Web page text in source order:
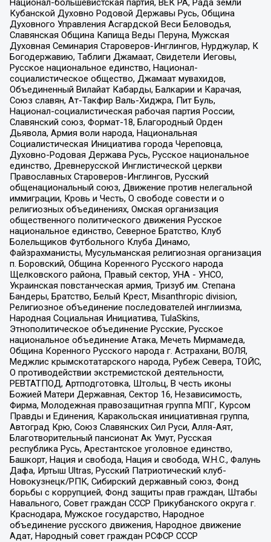
Национал-большевистская партия, ВЕК РА, Рада земли
Кубанской Духовно Родовой Державы Русь, Община
Духовного Управления Асгардской Веси Беловодья,
Славянская Община Капища Веды Перуна, Мужская
Духовная Семинария Староверов-Инглингов, Нурджулар, К
Богодержавию, Таблиги Джамаат, Свидетели Иеговы,
Русское национальное единство, Национал-
социалистическое общество, Джамаат мувахидов,
Объединенный Вилайат Кабарды, Балкарии и Карачая,
Союз славян, Ат-Такфир Валь-Хиджра, Пит Буль,
Национал-социалистическая рабочая партия России,
Славянский союз, Формат-18, Благородный Орден
Дьявола, Армия воли народа, Национальная
Социалистическая Инициатива города Череповца,
Духовно-Родовая Держава Русь, Русское национальное
единство, Древнерусской Инглистической церкви
Православных Староверов-Инглингов, Русский
общенациональный союз, Движение против нелегальной
иммиграции, Кровь и Честь, О свободе совести и о
религиозных объединениях, Омская организация
общественного политического движения Русское
национальное единство, Северное Братство, Клуб
Болельщиков Футбольного Клуба Динамо,
Файзрахманисты, Мусульманская религиозная организация
п. Боровский, Община Коренного Русского народа
Щелковского района, Правый сектор, УНА - УНСО,
Украинская повстанческая армия, Тризуб им. Степана
Бандеры, Братство, Белый Крест, Misanthropic division,
Религиозное объединение последователей инглиизма,
Народная Социальная Инициатива, TulaSkins,
Этнополитическое объединение Русские, Русское
национальное объединение Атака, Мечеть Мирмамеда,
Община Коренного Русского народа г. Астрахани, ВОЛЯ,
Меджлис крымскотатарского народа, Рубеж Севера, ТОЙС,
О противодействии экстремистской деятельности,
РЕВТАТПОД, Артподготовка, Штольц, В честь иконы
Божией Матери Державная, Сектор 16, Независимость,
Фирма, Молодежная правозащитная группа МПГ, Курсом
Правды и Единения, Каракольская инициативная группа,
Автоград Крю, Союз Славянских Сил Руси, Алля-Аят,
Благотворительный пансионат Ак Умут, Русская
республика Русь, Арестантское уголовное единство,
Башкорт, Нация и свобода, Нация и свобода, W.H.С., Фалунь
Дафа, Иртыш Ultras, Русский Патриотический клуб-
Новокузнецк/РПК, Сибирский державный союз, Фонд
борьбы с коррупцией, Фонд защиты прав граждан, Штабы
Навального, Совет граждан СССР Прикубанского округа г.
Краснодара, Мужское государство, Народное
объединение русского движения, Народное движение
Адат, Народный совет граждан РСФСР СССР